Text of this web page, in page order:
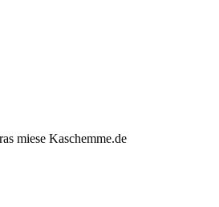
miese Kaschemme.de